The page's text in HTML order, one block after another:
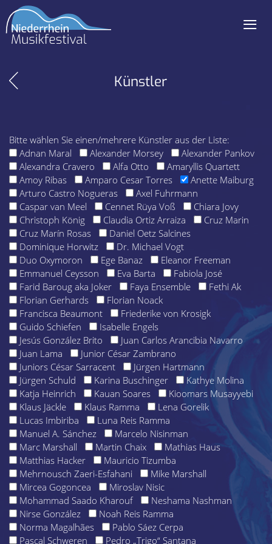
überspringen
≡
Künstler
Bitte wählen Sie einen/mehrere Künstler aus der Liste:
Adnan Maral
Alexander Morsey
Alexander Pankov
Alexandra Cravero
Alfa Otto
Amaryllis Quartett
Amoy Ribas
Amparo Cesar Torres
Anette Maiburg
Arturo Castro Nogueras
Axel Fuhrmann
Caspar van Meel
Cennet Rüya Voß
Chiara Jovy
Christoph König
Claudia Ortiz Arraiza
Cruz Marin
Cruz Marín Rosas
Daniel Oetz Salcines
Dominique Horwitz
Dr. Michael Vogt
Duo Oxymoron
Ege Banaz
Eleanor Freeman
Emmanuel Ceysson
Eva Barta
Fabiola José
Farid Baroug aka Joker
Faya Ensemble
Fethi Ak
Florian Gerhards
Florian Noack
Francisca Beaumont
Friederike von Krosigk
Guido Schiefen
Isabelle Engels
Jesús González Brito
Juan Carlos Arancibia Navarro
Juan Lama
Junior César Zambrano
Juniors César Sarracent
Jürgen Hartmann
Jürgen Schuld
Karina Buschinger
Kathye Molina
Katja Heinrich
Kauan Soares
Kioomars Musayyebi
Klaus Jäckle
Klaus Ramma
Lena Gorelik
Lucas Imbiriba
Luna Reis Ramma
Manuel A. Sánchez
Marcelo Nisinman
Marc Marshall
Martin Chaix
Mathias Haus
Matthias Hacker
Mauricio Tizumba
Mehrnousch Zaeri-Esfahani
Mike Marshall
Mircea Gogoncea
Miroslav Nisic
Mohammad Saado Kharouf
Neshama Nashman
Nirse González
Noah Reis Ramma
Norma Magalhães
Pablo Sáez Cerpa
Pascal Schweren
Pedro „Trigo“ Santana